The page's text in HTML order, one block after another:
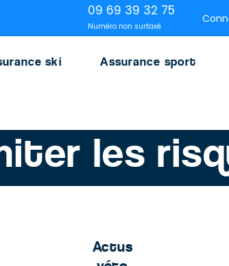
09 69 39 32 75
Numéro non surtaxé
ski Assurance sport
les
Actus